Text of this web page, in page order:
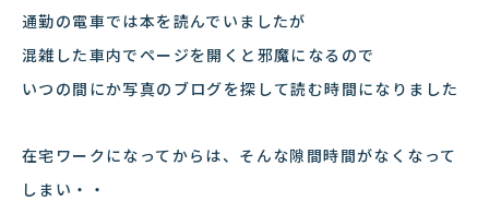
通勤の電車では本を読んでいましたが
混雑した車内でページを開くと邪魔になるので
いつの間にか写真のブログを探して読む時間になりました
在宅ワークになってからは、そんな隙間時間がなくなって
しまい・・